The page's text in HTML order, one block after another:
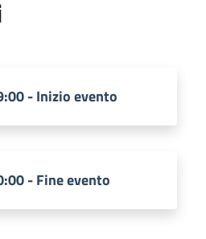
- Inizio evento
- Fine evento